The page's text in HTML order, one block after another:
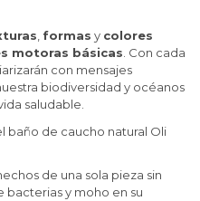
, formas y colores
motoras básicas. Con cada
con mensajes
biodiversidad y océanos
saludable.
de una sola pieza sin
bacterias y moho en su